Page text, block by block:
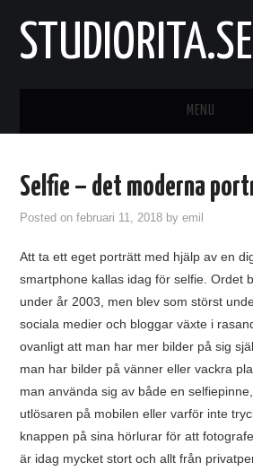
STUDIORITA.SE
MENU
Selfie – det moderna
Posted onfebruari 11, 2018 byemil
Att ta ett eget porträtt med hjälp av en
smartphone kallas idag för selfie. Ordet
under år 2003, men blev som störst
sociala medier och bloggar växte i
ovanligt att man har mer bilder på sig
man har bilder på vänner eller vackra
man använda sig av både en
utlösaren på mobilen eller varför inte
knappen på sina hörlurar för att
är idag mycket stort och allt från